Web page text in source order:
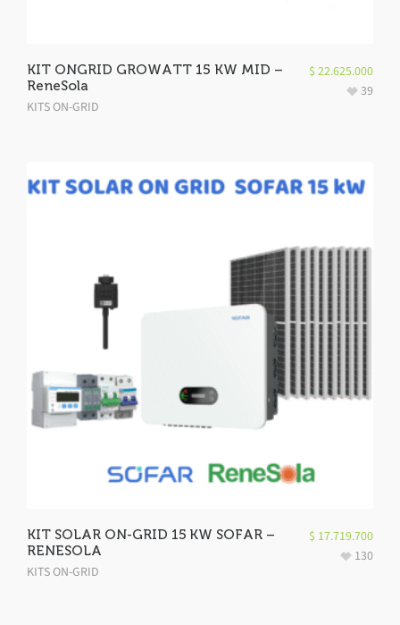
KIT ONGRID GROWATT 15 KW MID –
ReneSola
KITS ON-GRID
$ 22.625.000
39
KIT SOLAR ON-GRID 15 KW SOFAR –
RENESOLA
KITS ON-GRID
$ 17.719.700
130